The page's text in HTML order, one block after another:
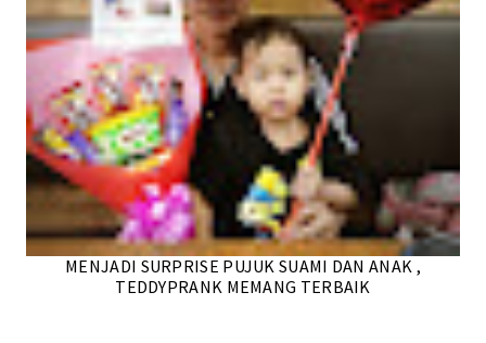
MENJADI SURPRISE PUJUK SUAMI DAN ANAK ,
TEDDYPRANK MEMANG TERBAIK